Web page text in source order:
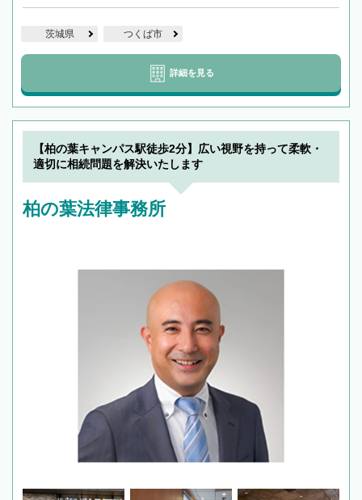
茨城県 つくば市
詳細を見る
【柏の葉キャンパス駅徒歩2分】広い視野を持って柔軟・
適切に相続問題を解決いたします
柏の葉法律事務所